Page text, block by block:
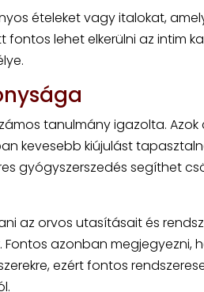
ételeket vagy italokat,
lehet elkerülni az intim
tanulmány igazolta. Azok
kevesebb kiújulást
gyógyszerszedés segíthet
az orvos utasításait és
azonban megjegyezni,
ezért fontos